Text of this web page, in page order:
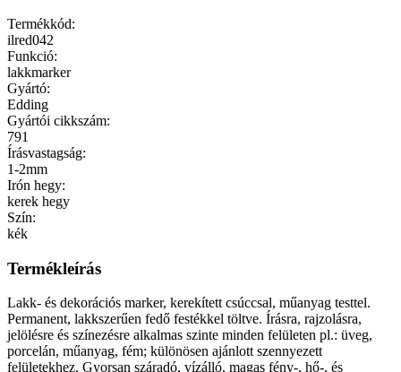
Termékkód:
ilred042
Funkció:
lakkmarker
Gyártó:
Edding
Gyártói cikkszám:
791
Írásvastagság:
1-2mm
Irón hegy:
kerek hegy
Szín:
kék
Termékleírás
Lakk- és dekorációs marker, kerekített csúccsal, műanyag testtel.
Permanent, lakkszerűen fedő festékkel töltve. Írásra, rajzolásra,
jelölésre és színezésre alkalmas szinte minden felületen pl.: üveg,
porcelán, műanyag, fém; különösen ajánlott szennyezett
felületekhez. Gyorsan száradó, vízálló, magas fény-, hő-, és